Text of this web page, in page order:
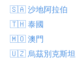
🇸🇦 沙地阿拉伯
🇹🇭 泰國
🇲🇴 澳門
🇺🇿 烏茲別克斯坦